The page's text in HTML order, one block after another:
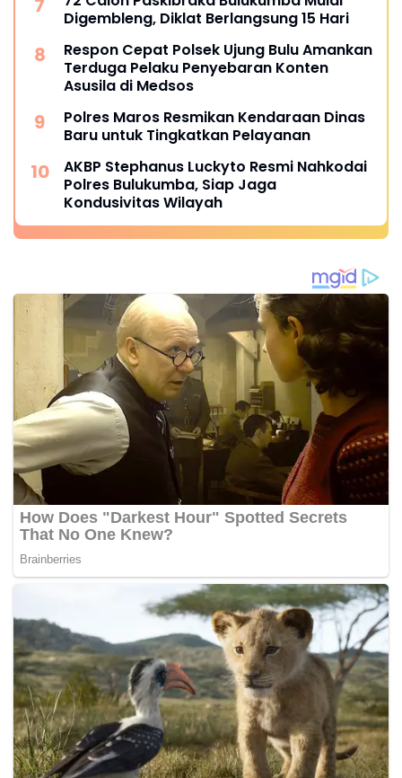
Digembleng, Diklat Berlangsung 15 Hari
Respon Cepat Polsek Ujung Bulu Amankan
Terduga Pelaku Penyebaran Konten
Asusila di Medsos
Polres Maros Resmikan Kendaraan Dinas
Baru untuk Tingkatkan Pelayanan
AKBP Stephanus Luckyto Resmi Nahkodai
Polres Bulukumba, Siap Jaga
Kondusivitas Wilayah